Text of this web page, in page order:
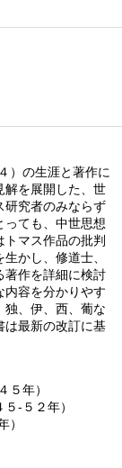
）の生涯と著作に
解を展開した、世
研究者のみならず
っても、中世思想
トマス作品の批判
かし、修道士、
著作を詳細に検討
内容を分かりやす
独、伊、西、葡な
は最新の改訂に基
５年）
‐５２年）
）